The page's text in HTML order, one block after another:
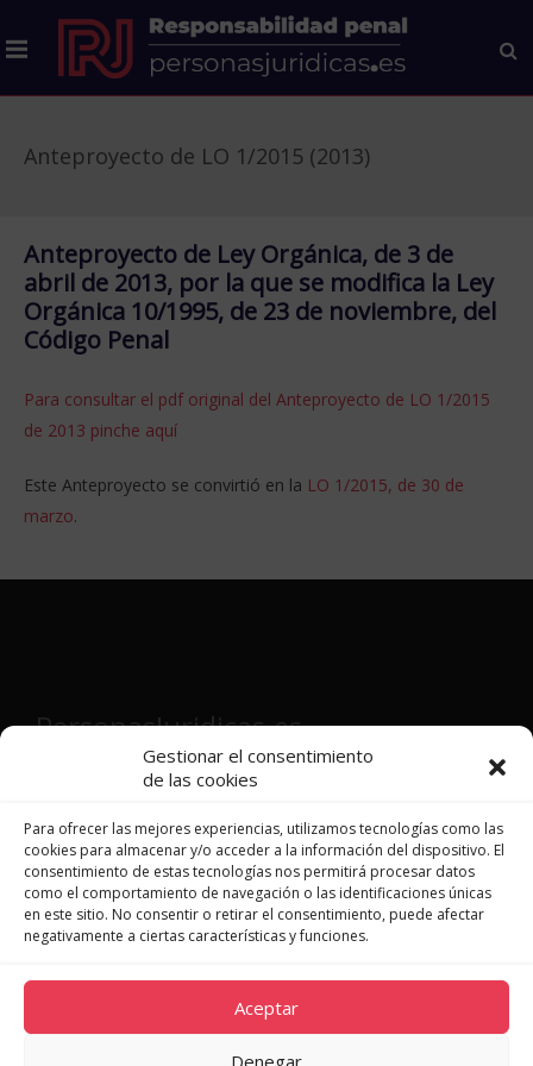
Gestionar el consentimiento
de las cookies
Para ofrecer las mejores experiencias, utilizamos tecnologías como las
cookies para almacenar y/o acceder a la información del dispositivo. El
consentimiento de estas tecnologías nos permitirá procesar datos
como el comportamiento de navegación o las identificaciones únicas
en este sitio. No consentir o retirar el consentimiento, puede afectar
negativamente a ciertas características y funciones.
Aceptar
Denegar
Anteproyecto de LO 1/2015 (2013)
Anteproyecto de Ley Orgánica, de 3 de
abril de 2013, por la que se modifica la Ley
Orgánica 10/1995, de 23 de noviembre, del
Código Penal
Para consultar el pdf original del Anteproyecto de LO 1/2015
de 2013 pinche aquí
Este Anteproyecto se convirtió en la LO 1/2015, de 30 de
marzo.
PersonasJuridicas.es
Director y fundador:
Patón
JURISPRUDENCIA
DOCTRINA